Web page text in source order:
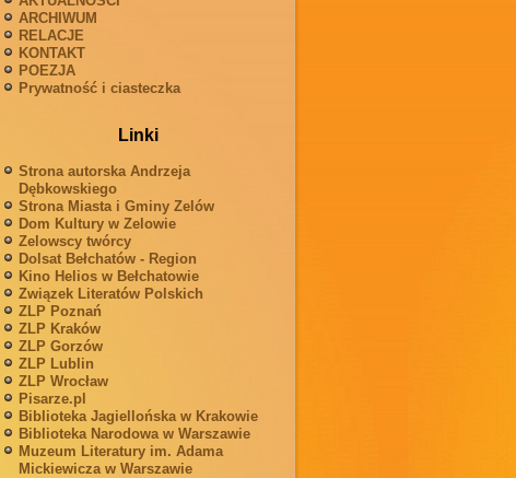
ARCHIWUM
RELACJE
KONTAKT
POEZJA
Prywatność i ciasteczka
Linki
Strona autorska Andrzeja
Dębkowskiego
Strona Miasta i Gminy Zelów
Dom Kultury w Zelowie
Zelowscy twórcy
Dolsat Bełchatów - Region
Kino Helios w Bełchatowie
Związek Literatów Polskich
ZLP Poznań
ZLP Kraków
ZLP Gorzów
ZLP Lublin
ZLP Wrocław
Pisarze.pl
Biblioteka Jagiellońska w Krakowie
Biblioteka Narodowa w Warszawie
Muzeum Literatury im. Adama
Mickiewicza w Warszawie